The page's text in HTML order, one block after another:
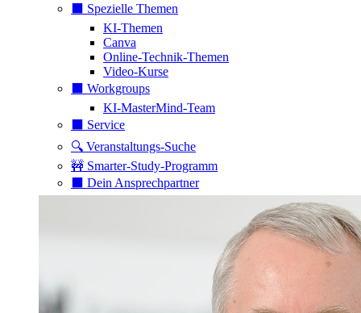
⬛️ Spezielle Themen
KI-Themen
Canva
Online-Technik-Themen
Video-Kurse
⬛️ Workgroups
KI-MasterMind-Team
⬛️ Service
🔍 Veranstaltungs-Suche
🚧 Smarter-Study-Programm
⬛️ Dein Ansprechpartner